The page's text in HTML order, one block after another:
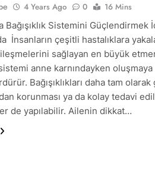
4 Years Ago 0
16 Mins
Bağışıklık Sistemini Güçlendirmek
İnsanların çeşitli hastalıklara
sağlayan en büyük
sistemi anne karnındayken
Bağışıklıkları daha tam
korunması ya da kolay tedavi
de yapılabilir. Ailenin dikkat…